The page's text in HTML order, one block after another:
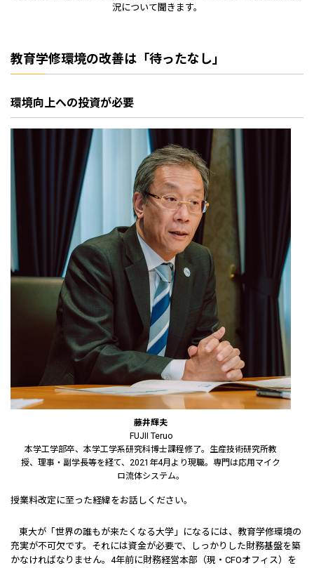
況について聞きます。
教育学修環境の改善は「待ったなし」
環境向上への投資が必要
藤井輝夫
FUJII Teruo
本学工学部卒、本学工学系研究科博士課程修了。生産技術研究所教
授、理事・副学長等を経て、2021年4月より現職。専門は応用マイク
ロ流体システム。
――授業料改定に至った経緯をお話しください。
東大が「世界の誰もが来たくなる大学」になるには、教育学修環境の
充実が不可欠です。それには資金が必要で、しっかりした財務基盤を築
かなければなりません。4年前に財務経営本部（現・CFOオフィス）を